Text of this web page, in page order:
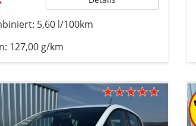
5,60 l/100km
127,00 g/km